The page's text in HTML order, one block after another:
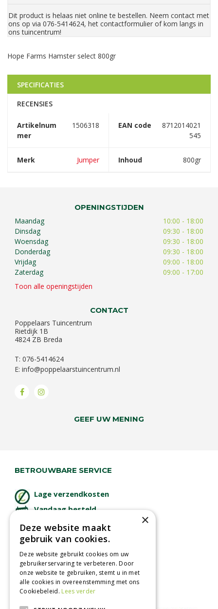
Dit product is helaas niet online te bestellen. Neem contact met
ons op via 076-5414624, het contactformulier of kom langs in
ons tuincentrum!
Hope Farms Hamster select 800gr
SPECIFICATIES
RECENSIES
Artikelnum
mer
1506318 EAN code
8712014021
545
Merk Jumper Inhoud 800gr
OPENINGSTIJDEN
Maandag
10:00 - 18:00
Dinsdag
09:30 - 18:00
Woensdag
09:30 - 18:00
Donderdag
09:30 - 18:00
Vrijdag
09:00 - 18:00
Zaterdag
09:00 - 17:00
Toon alle openingstijden
CONTACT
Poppelaars Tuincentrum
Rietdijk 1B
4824 ZB Breda
T: 076-5414624
E: info@poppelaarstuincentrum.nl
GEEF UW MENING
BETROUWBARE SERVICE
Lage verzendkosten
Vandaag besteld
Afhalen in tuincentrum
Betaal veilig
met iDeal - Wero
×
Deze website maakt
gebruik van cookies.
Deze website gebruikt cookies om uw
gebruikerservaring te verbeteren. Door
onze website te gebruiken, stemt u in met
alle cookies in overeenstemming met ons
Cookiebeleid. Lees verder